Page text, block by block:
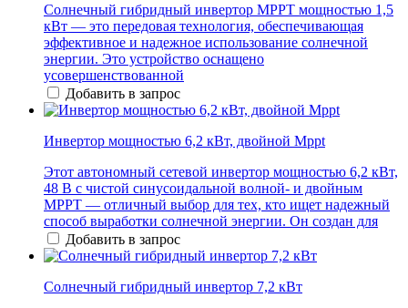
Солнечный гибридный инвертор MPPT мощностью 1,5
кВт — это передовая технология, обеспечивающая
эффективное и надежное использование солнечной
энергии. Это устройство оснащено
усовершенствованной
Добавить в запрос
Инвертор мощностью 6,2 кВт, двойной Mppt
Этот автономный сетевой инвертор мощностью 6,2 кВт,
48 В с чистой синусоидальной волной- и двойным
MPPT — отличный выбор для тех, кто ищет надежный
способ выработки солнечной энергии. Он создан для
Добавить в запрос
Солнечный гибридный инвертор 7,2 кВт